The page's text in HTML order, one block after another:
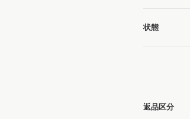
状態
返品区分